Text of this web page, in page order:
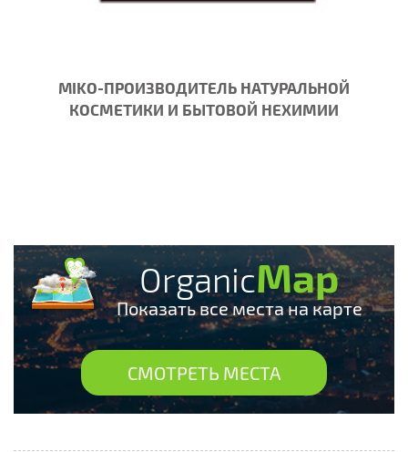
MIKO-ПРОИЗВОДИТЕЛЬ НАТУРАЛЬНОЙ
КОСМЕТИКИ И БЫТОВОЙ НЕХИМИИ
OrganicMap
Показать все места на карте
СМОТРЕТЬ МЕСТА